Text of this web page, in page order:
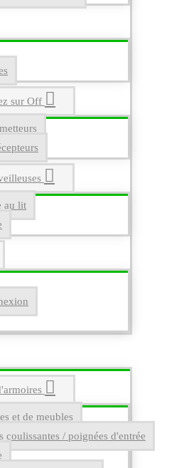
sur Off
au lit
et de meubles
coulissantes / poignées d'entrée